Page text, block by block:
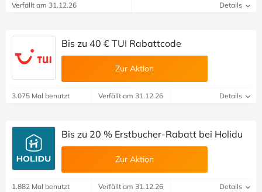
Verfällt am 31.12.26 Details
Bis zu 40 € TUI Rabattcode
Zur Aktion
3.075 Mal benutzt Verfällt am 31.12.26 Details
Bis zu 20 % Erstbucher-Rabatt bei Holidu
Zur Aktion
1.882 Mal benutzt Verfällt am 31.12.26 Details